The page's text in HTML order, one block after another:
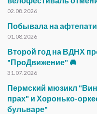
02.08.2026
Побывала на
01.08.2026
Второй год на ВДНХ
"ПроДвижение" 🚘
31.07.2026
Пермский мюзикл
прах" и Хоронько-
бульваре"